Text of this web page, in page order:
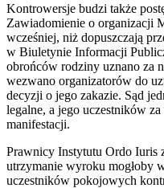
Kontrowersje budzi także
Zawiadomienie o organizacji
wcześniej, niż dopuszczają
w Biuletynie Informacji
obrońców rodziny uznano za
wezwano organizatorów do
decyzji o jego zakazie. Sąd
legalne, a jego uczestników
manifestacji.
Prawnicy Instytutu Ordo Iuris
utrzymanie wyroku mogłoby
uczestników pokojowych